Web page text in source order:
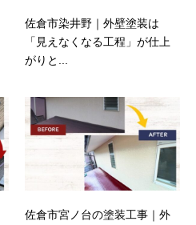
佐倉市染井野｜外壁塗装は
「見えなくなる工程」が仕上
がりと...
佐倉市宮ノ台の塗装工事｜外